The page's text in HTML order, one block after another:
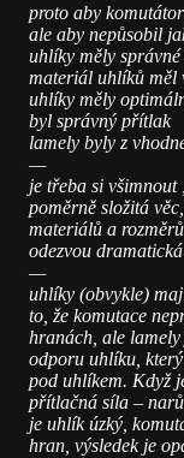
proto aby
ale aby nepůsobil
uhlíky měly
materiál uhlíků měl
uhlíky měly
byl správný přítlak
lamely byly z
—
je třeba si
poměrně složitá
materiálů a
odezvou
—
uhlíky (obvykle)
to, že komutace
hranách, ale
odporu uhlíku,
pod uhlíkem. Když
přítlačná síla –
je uhlík úzký,
hran, výsledek je